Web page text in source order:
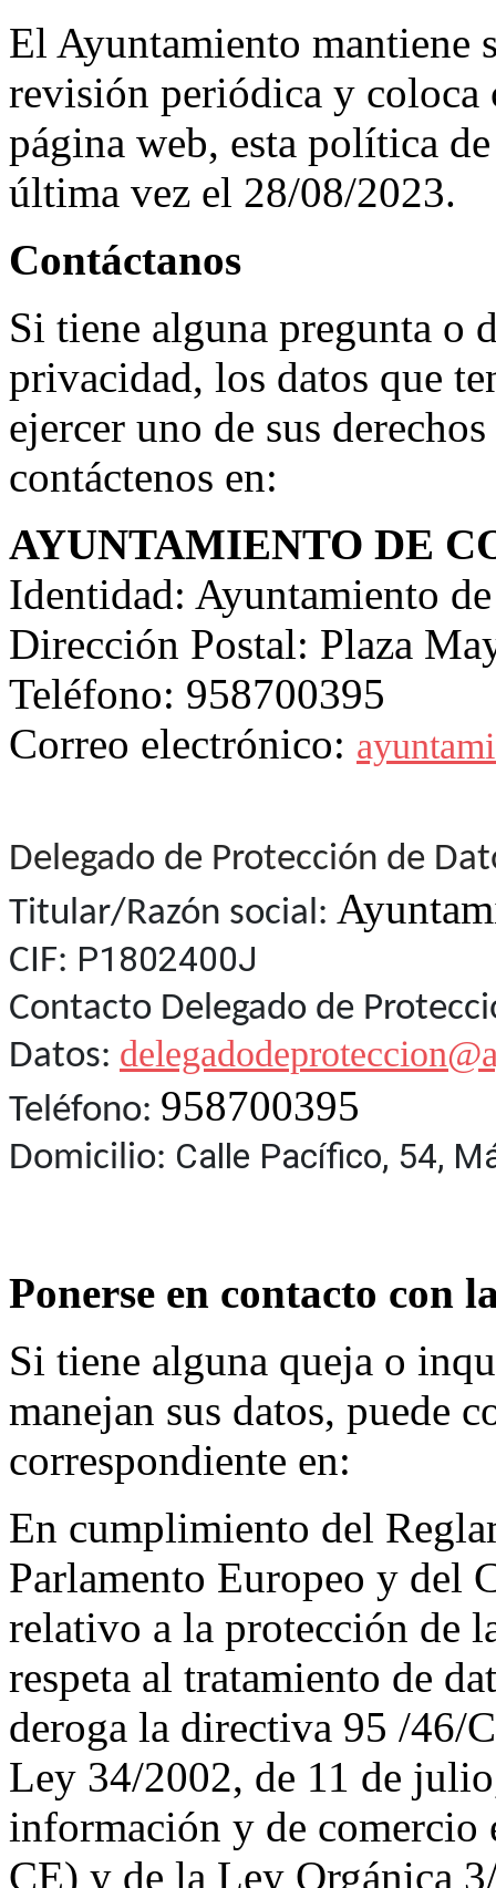
El Ayuntamiento mantiene
revisión periódica y coloca
página web, esta política
última vez el 28/08/2023.
Contáctanos
Si tiene alguna pregunta o
privacidad, los datos que
ejercer uno de sus
contáctenos en:
AYUNTAMIENTO DE
Identidad: Ayuntamiento
Dirección Postal: Plaza
Teléfono: 958700395
Correo electrónico:
Delegado de Protección de
Titular/Razón social:
CIF: P1802400J
Contacto Delegado de
Datos:
Teléfono: 958700395
Domicilio: Calle Pacífico, 54,
Ponerse en contacto con
Si tiene alguna queja o
manejan sus datos, puede
correspondiente en:
En cumplimiento del
Parlamento Europeo y del
relativo a la protección de
respeta al tratamiento de
deroga la directiva 95 /46/
Ley 34/2002, de 11 de
información y de comercio
CE) y de la Ley Orgánica